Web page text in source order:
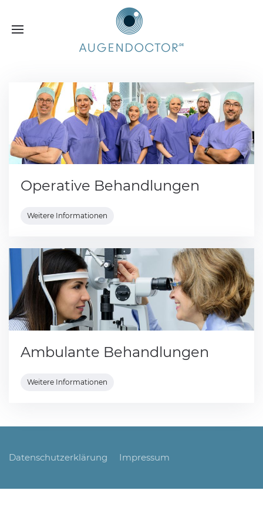
Operative Behandlungen
Weitere Informationen
Ambulante Behandlungen
Weitere Informationen
Datenschutzerklärung Impressum